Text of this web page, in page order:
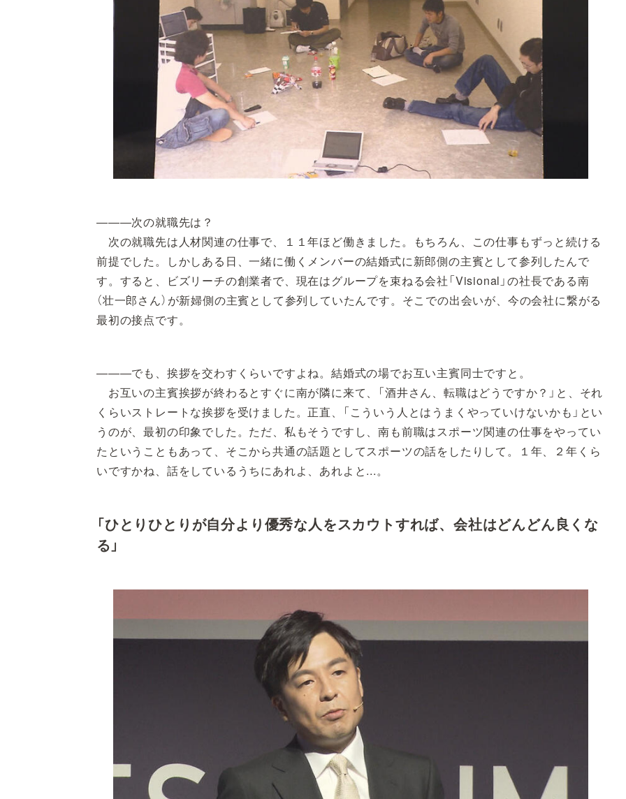
―――次の就職先は？
次の就職先は人材関連の仕事で、１１年ほど働きました。もちろん、この仕事もずっと続ける
前提でした。しかしある日、一緒に働くメンバーの結婚式に新郎側の主賓として参列したんで
す。すると、ビズリーチの創業者で、現在はグループを束ねる会社「Visional」の社長である南
（壮一郎さん）が新婦側の主賓として参列していたんです。そこでの出会いが、今の会社に繋がる
最初の接点です。
―――でも、挨拶を交わすくらいですよね。結婚式の場でお互い主賓同士ですと。
お互いの主賓挨拶が終わるとすぐに南が隣に来て、「酒井さん、転職はどうですか？」と、それ
くらいストレートな挨拶を受けました。正直、「こういう人とはうまくやっていけないかも」とい
うのが、最初の印象でした。ただ、私もそうですし、南も前職はスポーツ関連の仕事をやってい
たということもあって、そこから共通の話題としてスポーツの話をしたりして。１年、２年くら
いですかね、話をしているうちにあれよ、あれよと...。
「ひとりひとりが自分より優秀な人をスカウトすれば、会社はどんどん良くな
る」